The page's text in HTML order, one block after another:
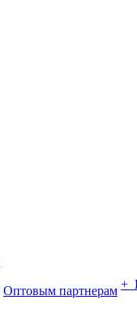
Оптовым партнерам +